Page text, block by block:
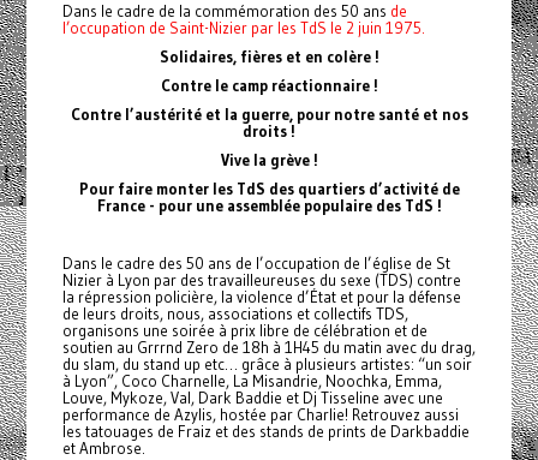
Dans le cadre de la commémoration des 50 ans de
l’occupation de Saint-Nizier par les TdS le 2 juin 1975.
Solidaires, fières et en colère !
Contre le camp réactionnaire !
Contre l’austérité et la guerre, pour notre santé et nos
droits !
Vive la grève !
Pour faire monter les TdS des quartiers d’activité de
France - pour une assemblée populaire des TdS !
Dans le cadre des 50 ans de l’occupation de l’église de St
Nizier à Lyon par des travailleureuses du sexe (TDS) contre
la répression policière, la violence d’État et pour la défense
de leurs droits, nous, associations et collectifs TDS,
organisons une soirée à prix libre de célébration et de
soutien au Grrrnd Zero de 18h à 1H45 du matin avec du drag,
du slam, du stand up etc… grâce à plusieurs artistes: “un soir
à Lyon”, Coco Charnelle, La Misandrie, Noochka, Emma,
Louve, Mykoze, Val, Dark Baddie et Dj Tisseline avec une
performance de Azylis, hostée par Charlie! Retrouvez aussi
les tatouages de Fraiz et des stands de prints de Darkbaddie
et Ambrose.